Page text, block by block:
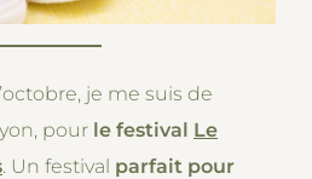
je me suis de
pour le festival Le
. Un festival parfait pour